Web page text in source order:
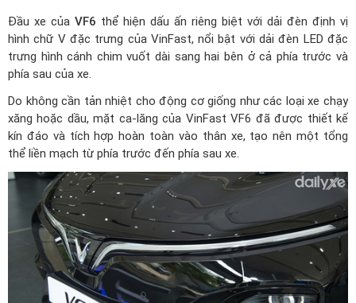
Đầu xe của VF6 thể hiện dấu ấn riêng biệt với dải đèn định vị
hình chữ V đặc trưng của VinFast, nổi bật với dải đèn LED đặc
trưng hình cánh chim vuốt dài sang hai bên ở cả phía trước và
phía sau của xe.
Do không cần tản nhiệt cho động cơ giống như các loại xe chạy
xăng hoặc dầu, mặt ca-lăng của VinFast VF6 đã được thiết kế
kín đáo và tích hợp hoàn toàn vào thân xe, tạo nên một tổng
thể liền mạch từ phía trước đến phía sau xe.